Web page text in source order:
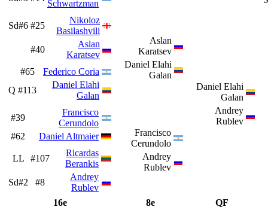
Schwartzman
Sd#6 #25
Nikoloz
Basilashvili
#40
Aslan
Karatsev
Aslan
Karatsev
Daniel Elahi
Galan
Daniel Elahi
Galan
Andrey
Rublev
#65
Federico Coria
Q #113
Daniel Elahi
Galan
#39
Francisco
Cerundolo
#62
Daniel Altmaier
Francisco
Cerundolo
Andrey
Rublev
LL #107
Ricardas
Berankis
Sd#2
#8
Andrey
Rublev
16e
8e QF